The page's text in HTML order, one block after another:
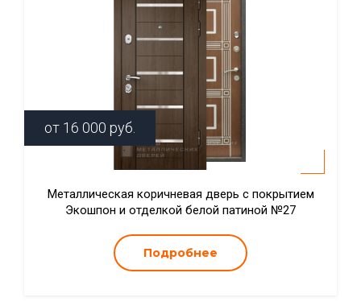
от 16 000 руб.
Металлическая коричневая дверь с покрытием
Экошпон и отделкой белой патиной №27
Подробнее